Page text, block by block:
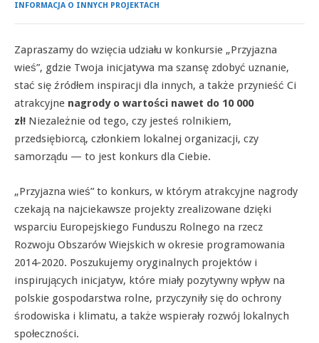
INFORMACJA O INNYCH PROJEKTACH
Zapraszamy do wzięcia udziału w konkursie „Przyjazna
wieś”, gdzie Twoja inicjatywa ma szansę zdobyć uznanie,
stać się źródłem inspiracji dla innych, a także przynieść Ci
atrakcyjne nagrody o wartości nawet do 10 000
zł! Niezależnie od tego, czy jesteś rolnikiem,
przedsiębiorcą, członkiem lokalnej organizacji, czy
samorządu — to jest konkurs dla Ciebie.
„Przyjazna wieś” to konkurs, w którym atrakcyjne nagrody
czekają na najciekawsze projekty zrealizowane dzięki
wsparciu Europejskiego Funduszu Rolnego na rzecz
Rozwoju Obszarów Wiejskich w okresie programowania
2014-2020. Poszukujemy oryginalnych projektów i
inspirujących inicjatyw, które miały pozytywny wpływ na
polskie gospodarstwa rolne, przyczyniły się do ochrony
środowiska i klimatu, a także wspierały rozwój lokalnych
społeczności.